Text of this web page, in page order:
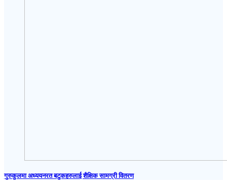
गुरुकुलमा अध्ययनरत बटुकहरुलाई शैक्षिक सामग्री वितरण